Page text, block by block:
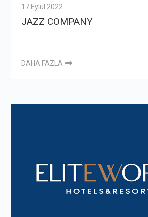
17 Eylül 2022
JAZZ COMPANY
DAHA FAZLA